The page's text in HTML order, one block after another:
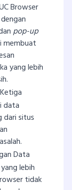
Browser
pop-up
membuat
yang lebih
data
dari situs
Data
lebih
tidak